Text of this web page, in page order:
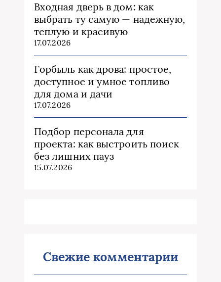
Входная дверь в дом: как
выбрать ту самую — надежную,
теплую и красивую
17.07.2026
Горбыль как дрова: простое,
доступное и умное топливо
для дома и дачи
17.07.2026
Подбор персонала для
проекта: как выстроить поиск
без лишних пауз
15.07.2026
Свежие комментарии